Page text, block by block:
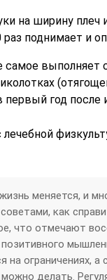
на ширину плеч
поднимает и
самое выполняет
первый год после
меняется, и
как
что отмечают
на ограничениях,
делать.